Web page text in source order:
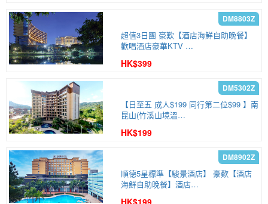
超值3日團 豪歎【酒店海鮮自助晚餐】
歡唱酒店豪華KTV …
HK$399
【日至五 成人$199 同行第二位$99 】南
昆山(竹溪山境溫…
HK$199
順德5星標準【駿景酒店】 豪歎【酒店
海鮮自助晚餐】酒店…